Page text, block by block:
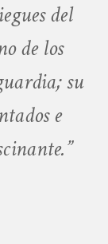
del
de los
su
e